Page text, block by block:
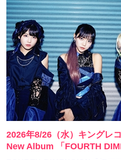
2026年8/26（水）​キングレ
New Album 「FOURTH